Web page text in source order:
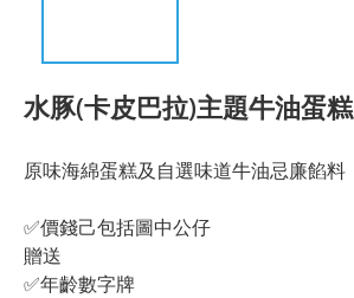
水豚(卡皮巴拉)主題牛油蛋糕
原味海綿蛋糕及自選味道牛油忌廉餡料
✅價錢己包括圖中公仔
贈送
✅年齡數字牌